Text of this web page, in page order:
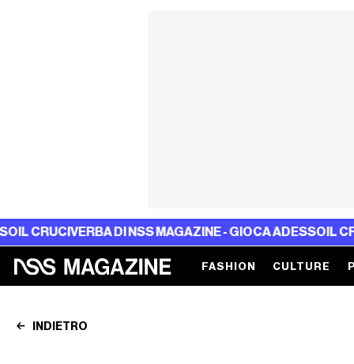
DI NSS MAGAZINE - GIOCA ADESSOIL CRUCIVERBA DI
FASHION CULTURE
INDIETRO